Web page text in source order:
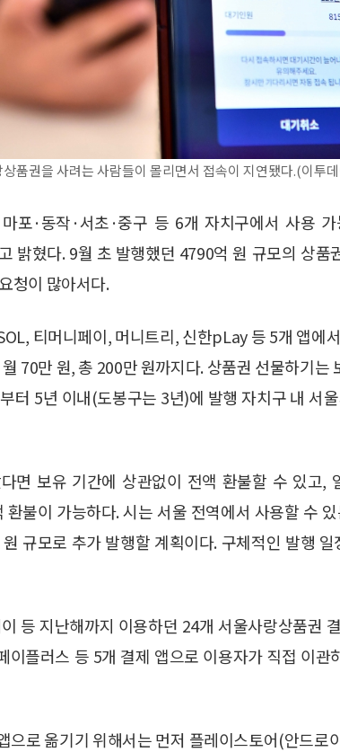
품권을 사려는 사람들이 몰리면서 접속이 지연됐다.(이투
포·동작·서초·중구 등 6개 자치구에서 사용
밝혔다. 9월 초 발행했던 4790억 원 규모의 상품
청이 많아서다.
티머니페이, 머니트리, 신한pLay 등 5개 앱에
70만 원, 총 200만 원까지다. 상품권 선물하기는
터 5년 이내(도봉구는 3년)에 발행 자치구 내 서
면 보유 기간에 상관없이 전액 환불할 수 있고,
불이 가능하다. 시는 서울 전역에서 사용할 수
규모로 추가 발행할 계획이다. 구체적인 발행
등 지난해까지 이용하던 24개 서울사랑상품권
이플러스 등 5개 결제 앱으로 이용자가 직접 이관
으로 옮기기 위해서는 먼저 플레이스토어(안드로